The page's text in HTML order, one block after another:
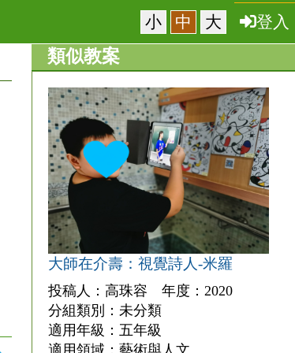
小 中 大 登入
類似教案
大師在介壽：視覺詩人-米羅
投稿人：高珠容 年度：2020
分組類別：未分類
適用年級：五年級
適用領域：藝術與人文